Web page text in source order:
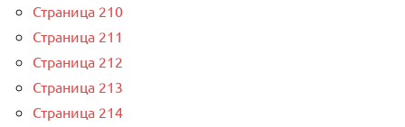
Страница 210
Страница 211
Страница 212
Страница 213
Страница 214